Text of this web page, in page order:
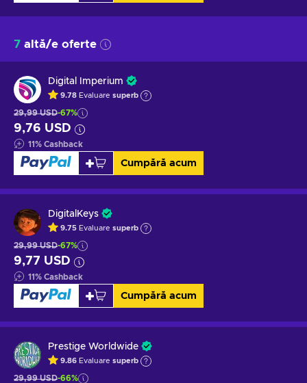
7 altă/e oferte
Digital Imperium
9.78 Evaluare superb
29,99 USD-67%
9,76 USD
11% Cashback
Cumpără acum
DigitalKeys
9.75 Evaluare superb
29,99 USD-67%
9,77 USD
11% Cashback
Cumpără acum
Prestige Worldwide
9.86 Evaluare superb
29,99 USD-66%